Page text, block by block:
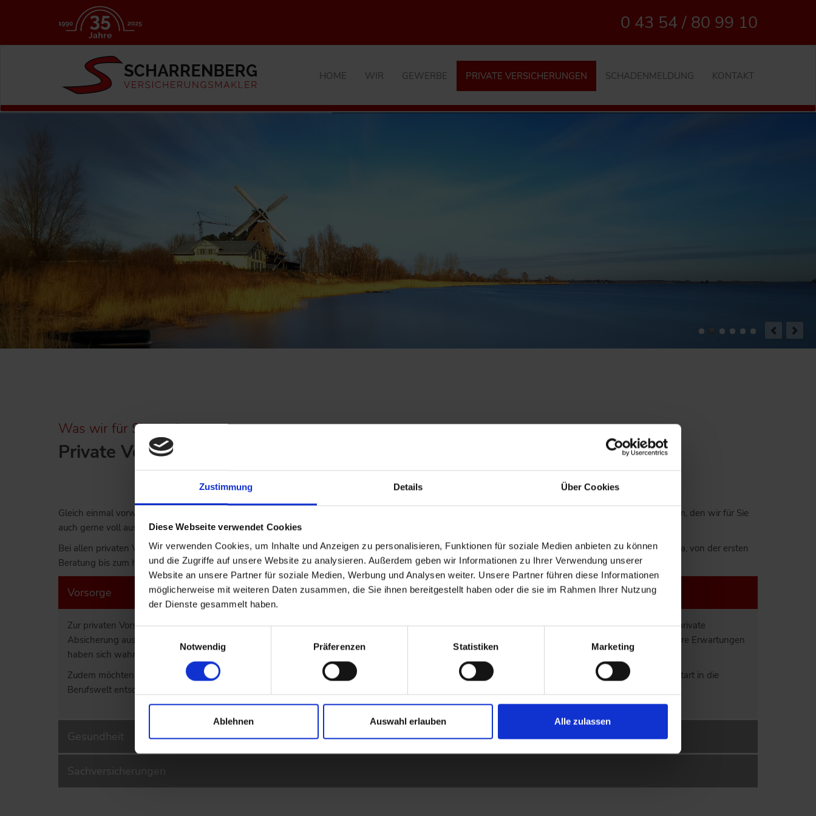
Zustimmung Details Über Cookies
Diese Webseite verwendet Cookies
Wir verwenden Cookies, um Inhalte und Anzeigen zu personalisieren, Funktionen für soziale Medien anbieten zu können
und die Zugriffe auf unsere Website zu analysieren. Außerdem geben wir Informationen zu Ihrer Verwendung unserer
Website an unsere Partner für soziale Medien, Werbung und Analysen weiter. Unsere Partner führen diese Informationen
möglicherweise mit weiteren Daten zusammen, die Sie ihnen bereitgestellt haben oder die sie im Rahmen Ihrer Nutzung
der Dienste gesammelt haben.
Notwendig
Präferenzen Statistiken Marketing
Ablehnen Auswahl erlauben Alle zulassen
0 43 54 / 80 99 10
HOME WIR GEWERBE PRIVATE VERSICHERUNGEN SCHADENMELDUNG KONTAKT
1 2 3 4 5 6
Was wir für Sie tun können
Private Versicherungen vom Makler Sven Scharrenberg
Gleich einmal vorweg: Wir sind unabhängig von irgendwelchen Versicherungsgesellschaften für Sie tätig. Das gibt uns als Makler einen großen Spielraum, den wir für Sie
auch gerne voll ausschöpfen.
Bei allen privaten Versicherungen empfehlen wir Ihnen ein unverbindliches Beratungsgespräch zwischen Ihnen und uns. Wir als Ihr Makler sind für Sie da, von der ersten
Beratung bis zum hoffentlich nie eintretenden Schadenfall.
Vorsorge
Zur privaten Vorsorge zählen wir die Versorgung im Alter, bei Invalidität z. B. durch einen Unfall oder bei Berufsunfähigkeit . Reicht die Rente oder Ihre private
Absicherung aus, die Sie vielleicht einmal vor vielen Jahren abgeschlossen haben, ohne diese den veränderten Gegebenheiten angepasst zu haben? Ihre Erwartungen
haben sich wahrscheinlich geändert...
Zudem möchten wir Sie besonders auf die Berufsunfähigkeitsversicherung aufmerksam machen. Viele unterschätzen, dass diese auch schon vor dem Start in die
Berufswelt entscheidend ist. Um Ihnen diese näher zu bringen, haben wir Ihnen hierzu ein kurzes Informationsvideo erstellt:
Gesundheit
Sachversicherungen